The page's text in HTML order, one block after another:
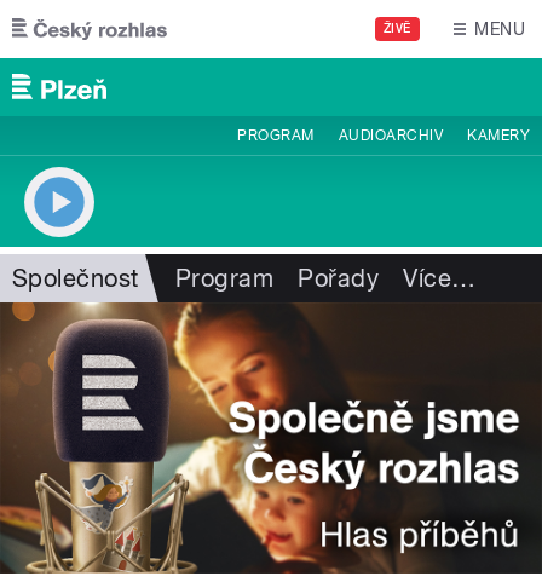
Přejít k hlavnímu obsahu
ŽIVĚ MENU
PROGRAM AUDIOARCHIV KAMERY
Společnost Program Pořady Více…